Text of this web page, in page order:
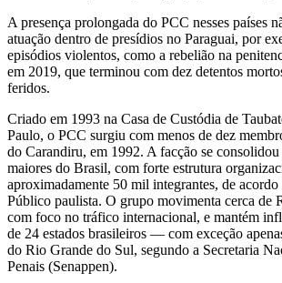
A presença prolongada do PCC nesses países
atuação dentro de presídios no Paraguai, por
episódios violentos, como a rebelião na
em 2019, que terminou com dez detentos
feridos.
Criado em 1993 na Casa de Custódia de
Paulo, o PCC surgiu com menos de dez
do Carandiru, em 1992. A facção se
maiores do Brasil, com forte estrutura
aproximadamente 50 mil integrantes, de
Público paulista. O grupo movimenta cerca de
com foco no tráfico internacional, e mantém
de 24 estados brasileiros — com exceção
do Rio Grande do Sul, segundo a Secretaria
Penais (Senappen).